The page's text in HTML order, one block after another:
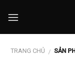
TRANG CHỦ / SẢN